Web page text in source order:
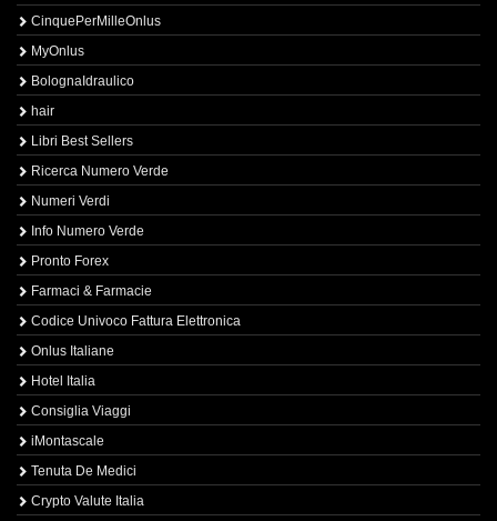
CinquePerMilleOnlus
MyOnlus
BolognaIdraulico
hair
Libri Best Sellers
Ricerca Numero Verde
Numeri Verdi
Info Numero Verde
Pronto Forex
Farmaci & Farmacie
Codice Univoco Fattura Elettronica
Onlus Italiane
Hotel Italia
Consiglia Viaggi
iMontascale
Tenuta De Medici
Crypto Valute Italia